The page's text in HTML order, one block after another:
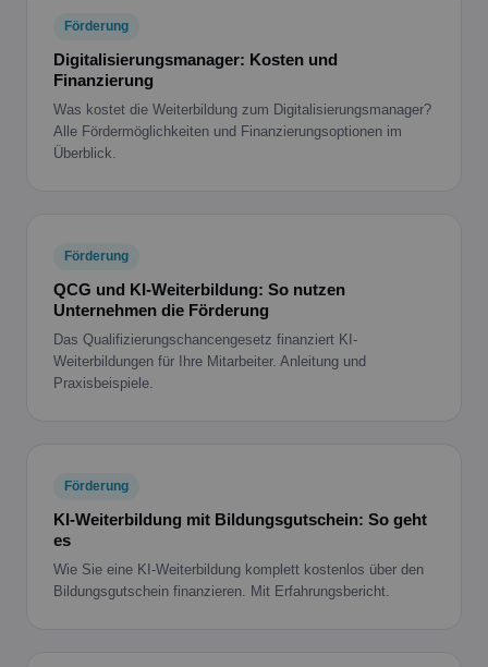
Förderung
Digitalisierungsmanager: Kosten und
Finanzierung
Was kostet die Weiterbildung zum Digitalisierungsmanager?
Alle Fördermöglichkeiten und Finanzierungsoptionen im
Überblick.
Förderung
QCG und KI-Weiterbildung: So nutzen
Unternehmen die Förderung
Das Qualifizierungschancengesetz finanziert KI-
Weiterbildungen für Ihre Mitarbeiter. Anleitung und
Praxisbeispiele.
Förderung
KI-Weiterbildung mit Bildungsgutschein: So geht
es
Wie Sie eine KI-Weiterbildung komplett kostenlos über den
Bildungsgutschein finanzieren. Mit Erfahrungsbericht.